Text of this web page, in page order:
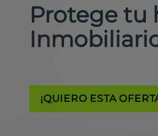
Protege tu
¡QUIERO ESTA